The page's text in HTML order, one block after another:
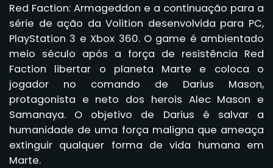
Red Faction: Armageddon e a continuação para a
série de ação da Volition desenvolvida para PC,
PlayStation 3 e Xbox 360. O game é ambientado
meio século após a força de resistência Red
Faction libertar o planeta Marte e coloca o
jogador no comando de Darius Mason,
protagonista e neto dos herois Alec Mason e
Samanaya. O objetivo de Darius é salvar a
humanidade de uma força maligna que ameaça
extinguir qualquer forma de vida humana em
Marte.